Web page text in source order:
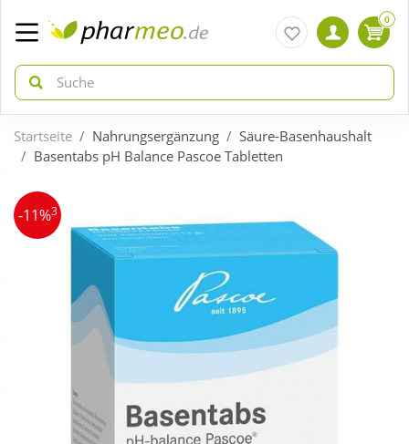
zurück
ÜBERSICHT AKTIONEN
Aktuelle Coupons
Gratis dazu
zurück
ÜBERSICHT KATEGORIEN
Bio & Genuss
Körperpflege & Kosmetik
0
Startseite Nahrungsergänzung
Säure-Basenhaushalt
Basentabs pH Balance Pascoe Tabletten
-11%3